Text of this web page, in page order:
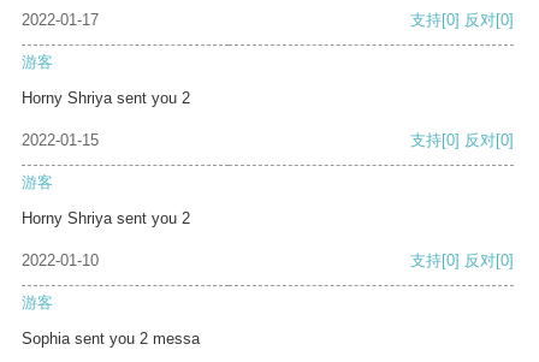
2022-01-17 支持[0] 反对[0]
游客
Horny Shriya sent you 2
2022-01-15 支持[0] 反对[0]
游客
Horny Shriya sent you 2
2022-01-10 支持[0] 反对[0]
游客
Sophia sent you 2 messa